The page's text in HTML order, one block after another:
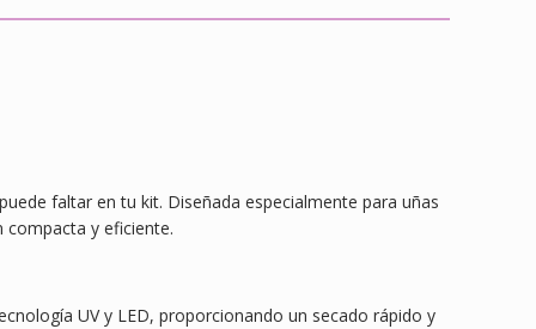
faltar en tu kit. Diseñada especialmente para uñas
compacta y eficiente.
UV y LED, proporcionando un secado rápido y